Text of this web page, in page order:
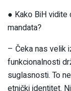
● Kako BiH
mandata?
– Čeka nas velik
funkcionalnosti
suglasnosti. To
etnički identitet.